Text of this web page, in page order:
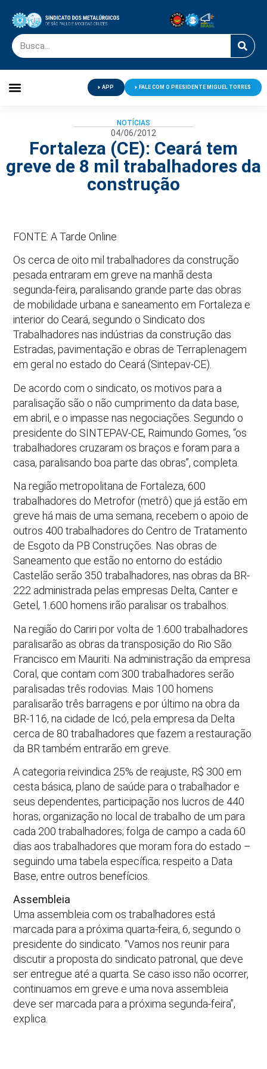
APP FALE COM O PRESIDENTE MIGUEL TORRES
NOTÍCIAS
04/06/2012
Fortaleza (CE): Ceará tem
greve de 8 mil trabalhadores da
construção
FONTE: A Tarde Online
Os cerca de oito mil trabalhadores da construção
pesada entraram em greve na manhã desta
segunda-feira, paralisando grande parte das obras
de mobilidade urbana e saneamento em Fortaleza e
interior do Ceará, segundo o Sindicato dos
Trabalhadores nas indústrias da construção das
Estradas, pavimentação e obras de Terraplenagem
em geral no estado do Ceará (Sintepav-CE).
De acordo com o sindicato, os motivos para a
paralisação são o não cumprimento da data base,
em abril, e o impasse nas negociações. Segundo o
presidente do SINTEPAV-CE, Raimundo Gomes, “os
trabalhadores cruzaram os braços e foram para a
casa, paralisando boa parte das obras”, completa.
Na região metropolitana de Fortaleza, 600
trabalhadores do Metrofor (metrô) que já estão em
greve há mais de uma semana, recebem o apoio de
outros 400 trabalhadores do Centro de Tratamento
de Esgoto da PB Construções. Nas obras de
Saneamento que estão no entorno do estádio
Castelão serão 350 trabalhadores, nas obras da BR-
222 administrada pelas empresas Delta, Canter e
Getel, 1.600 homens irão paralisar os trabalhos.
Na região do Cariri por volta de 1.600 trabalhadores
paralisarão as obras da transposição do Rio São
Francisco em Mauriti. Na administração da empresa
Coral, que contam com 300 trabalhadores serão
paralisadas três rodovias. Mais 100 homens
paralisarão três barragens e por último na obra da
BR-116, na cidade de Icó, pela empresa da Delta
cerca de 80 trabalhadores que fazem a restauração
da BR também entrarão em greve.
A categoria reivindica 25% de reajuste, R$ 300 em
cesta básica, plano de saúde para o trabalhador e
seus dependentes, participação nos lucros de 440
horas; organização no local de trabalho de um para
cada 200 trabalhadores; folga de campo a cada 60
dias aos trabalhadores que moram fora do estado –
seguindo uma tabela específica; respeito a Data
Base, entre outros benefícios.
Assembleia
Uma assembleia com os trabalhadores está
marcada para a próxima quarta-feira, 6, segundo o
presidente do sindicato. “Vamos nos reunir para
discutir a proposta do sindicato patronal, que deve
ser entregue até a quarta. Se caso isso não ocorrer,
continuamos em greve e uma nova assembleia
deve ser marcada para a próxima segunda-feira”,
explica.